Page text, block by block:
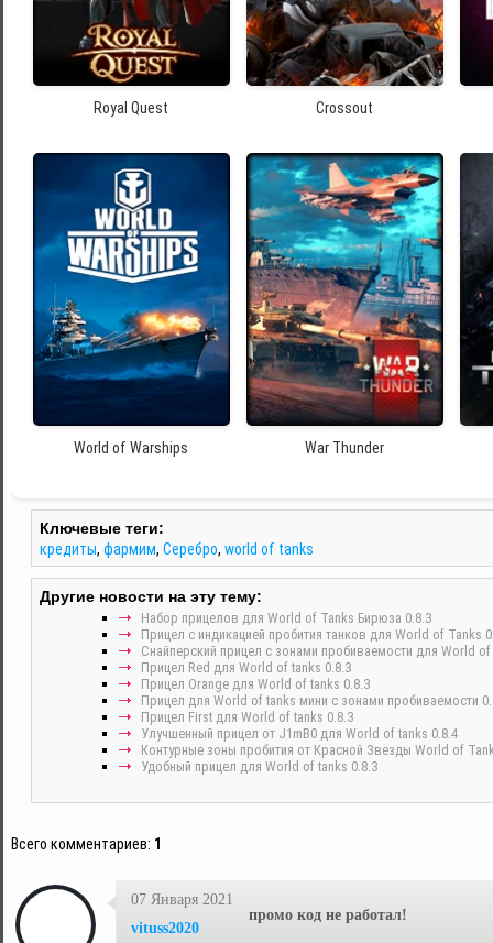
Royal Quest Crossout
World of Warships War Thunder
Ключевые теги:
кредиты, фармим, Серебро, world of tanks
Другие новости на эту тему:
Набор прицелов для World of Tanks Бирюза 0.8.3
Прицел с индикацией пробития танков для World of Tanks
Снайперский прицел с зонами пробиваемости для World of
Прицел Red для World of tanks 0.8.3
Прицел Orange для World of tanks 0.8.3
Прицел для World of tanks мини с зонами пробиваемости
Прицел First для World of tanks 0.8.3
Улучшенный прицел от J1mB0 для World of tanks 0.8.4
Контурные зоны пробития от Красной Звезды World of
Удобный прицел для World of tanks 0.8.3
Всего комментариев: 1
07 Января 2021
vituss2020
промо код не работал!